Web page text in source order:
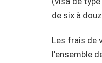
de six à
Les frais de
l’ensemble